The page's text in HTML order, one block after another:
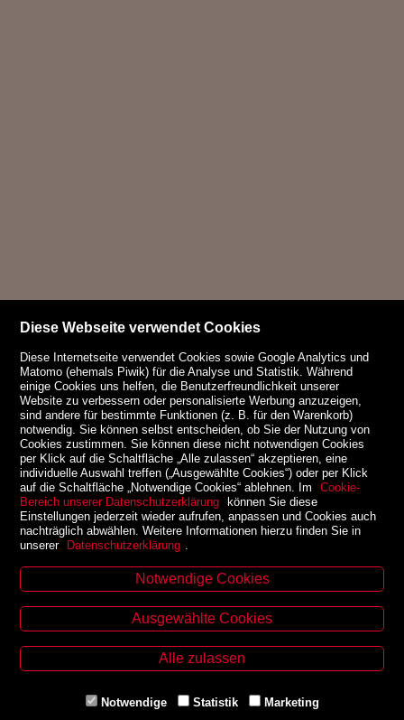
Kontakt
Zinzendorfgasse 29, A-8010 Graz
Tel. +43 316 32 79 52
Fax. +43 316 32 79 52 21
www.uni-buchladen.at
Diese Webseite verwendet Cookies
Diese Internetseite verwendet Cookies sowie Google Analytics und
Matomo (ehemals Piwik) für die Analyse und Statistik. Während
einige Cookies uns helfen, die Benutzerfreundlichkeit unserer
Website zu verbessern oder personalisierte Werbung anzuzeigen,
sind andere für bestimmte Funktionen (z. B. für den Warenkorb)
notwendig. Sie können selbst entscheiden, ob Sie der Nutzung von
Cookies zustimmen. Sie können diese nicht notwendigen Cookies
per Klick auf die Schaltfläche „Alle zulassen“ akzeptieren, eine
individuelle Auswahl treffen („Ausgewählte Cookies“) oder per Klick
auf die Schaltfläche „Notwendige Cookies“ ablehnen. Im
Cookie-
Bereich unserer Datenschutzerklärung können Sie diese
Einstellungen jederzeit wieder aufrufen, anpassen und Cookies auch
nachträglich abwählen. Weitere Informationen hierzu finden Sie in
unserer Datenschutzerklärung
Notwendige Cookies
Ausgewählte Cookies
Alle zulassen
Notwendige Statistik Marketing